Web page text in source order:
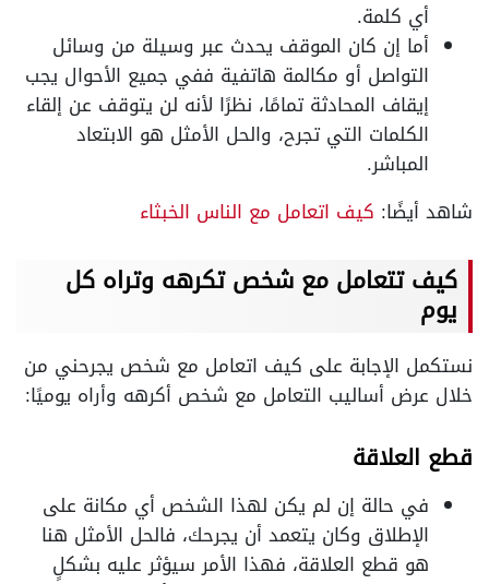
أي كلمة.
أما إن كان الموقف يحدث عبر وسيلة من وسائل
التواصل أو مكالمة هاتفية ففي جميع الأحوال يجب
إيقاف المحادثة تمامًا، نظرًا لأنه لن يتوقف عن إلقاء
الكلمات التي تجرح، والحل الأمثل هو الابتعاد
المباشر.
شاهد أيضًا: كيف اتعامل مع الناس الخبثاء
كيف تتعامل مع شخص تكرهه وتراه كل
يوم
نستكمل الإجابة على كيف اتعامل مع شخص يجرحني من
خلال عرض أساليب التعامل مع شخص أكرهه وأراه يوميًا:
قطع العلاقة
في حالة إن لم يكن لهذا الشخص أي مكانة على
الإطلاق وكان يتعمد أن يجرحك، فالحل الأمثل هنا
هو قطع العلاقة، فهذا الأمر سيؤثر عليه بشكلٍ